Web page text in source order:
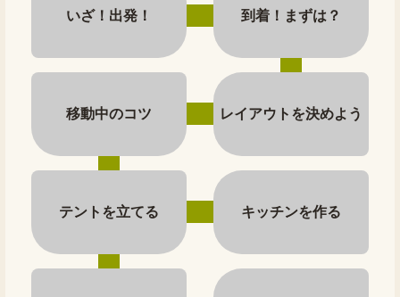
いざ！出発！ 到着！まずは？
移動中のコツ レイアウトを決めよう
テントを立てる キッチンを作る